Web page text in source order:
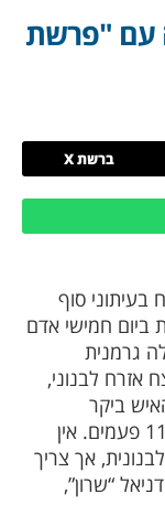
עם "פרשת
ברשת X
סוף
ביום חמישי אדם
גרמנית
אזרח לבנוני,
ביקר
בשנתיים האחרונות בלבנון לא פחות מ- 11 פעמים. אין
אך צריך
“שרון”,